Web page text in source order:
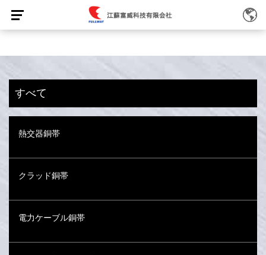
すべて
熱交器銅帯
クラッド銅帯
電力ケーブル銅帯